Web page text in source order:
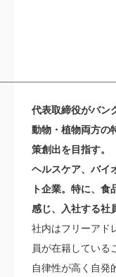
代表取締役がバン
動物・植物両方の
策創出を目指す。
ヘルスケア、バイ
ト企業。特に、
感じ、入社する社
社内はフリーアド
員が在籍している
自律性が高く自発